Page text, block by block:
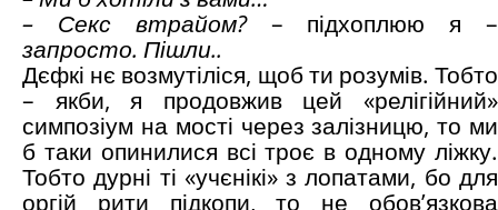
– Секс втрайом?– підхоплюю я –
запросто. Пішли..
Дєфкі нє возмутіліся, щоб ти розумів. Тобто
– якби, я продовжив цей «релігійний»
симпозіум на мості через залізницю, то ми
б таки опинилися всі троє в одному ліжку.
Тобто дурні ті «учєнікі» з лопатами, бо для
оргій рити підкопи, то не обов’язкова